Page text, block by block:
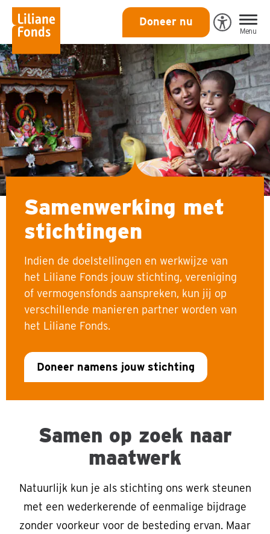
Liliane
Fonds
Doneer nu
Open
Able
Menu
Samenwerking met
stichtingen
Indien de doelstellingen en werkwijze van
het Liliane Fonds jouw stichting, vereniging
of vermogensfonds aanspreken, kun jij op
verschillende manieren partner worden van
het Liliane Fonds.
Doneer namens jouw stichting
Samen op zoek naar
maatwerk
Natuurlijk kun je als stichting ons werk steunen
met een wederkerende of eenmalige bijdrage
zonder voorkeur voor de besteding ervan. Maar